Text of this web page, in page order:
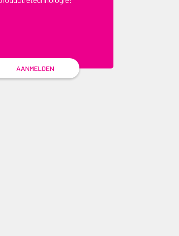
AANMELDEN